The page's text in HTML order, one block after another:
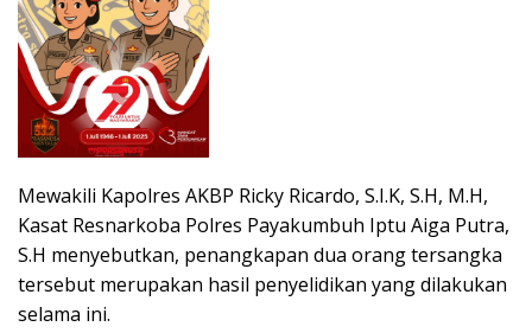
Mewakili Kapolres AKBP Ricky Ricardo, S.I.K, S.H, M.H,
Kasat Resnarkoba Polres Payakumbuh Iptu Aiga Putra,
S.H menyebutkan, penangkapan dua orang tersangka
tersebut merupakan hasil penyelidikan yang dilakukan
selama ini.